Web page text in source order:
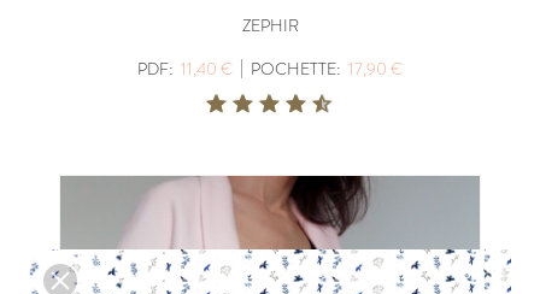
ZEPHIR
PDF: 11,40 € | POCHETTE: 17,90 €